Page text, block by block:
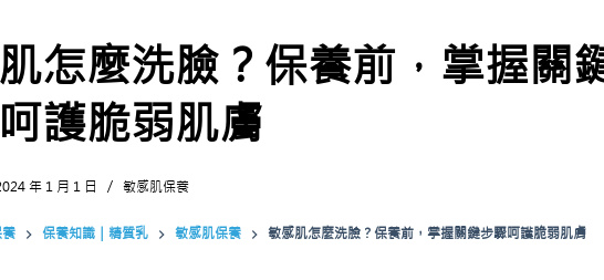
怎麼洗臉？保養前，掌握關
護脆弱肌膚
年 1 月 1 日 敏感肌保養
保養知識｜精質乳 敏感肌保養 敏感肌怎麼洗臉？保養前，掌握關鍵步驟呵護脆弱肌膚